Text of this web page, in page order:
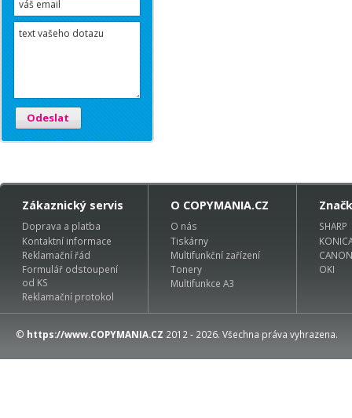
Odeslat
Zákaznický servis
Doprava a platba
Kontaktní informace
Reklamační řád
Formulář odstoupení
od KS
Reklamační protokol
O COPYMANIA.CZ
O nás
Tiskárny
Multifunkční zařízení
Tonery
Multifunkce A3
SHARP
CANON
OKI
© https://www.COPYMANIA.CZ 2012 - 2026. Všechna práva vyhrazena.